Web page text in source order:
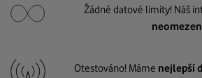
Žádné datové limity! Náš
Otestováno! Máme nejlepší